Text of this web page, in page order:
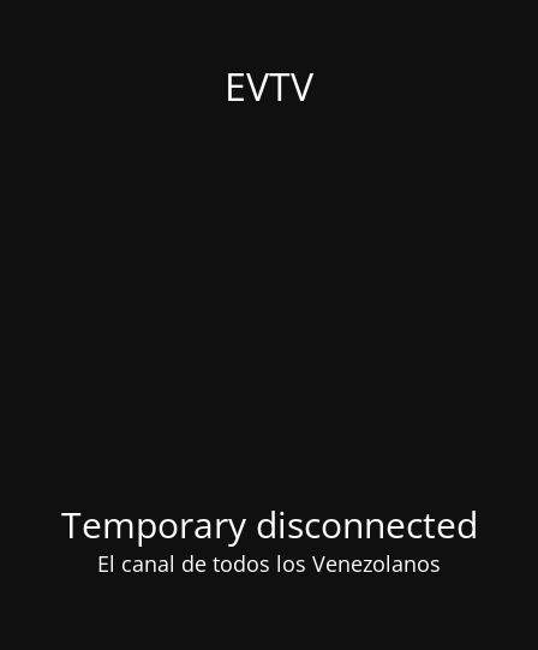
EVTV
Temporary disconnected
El canal de todos los Venezolanos